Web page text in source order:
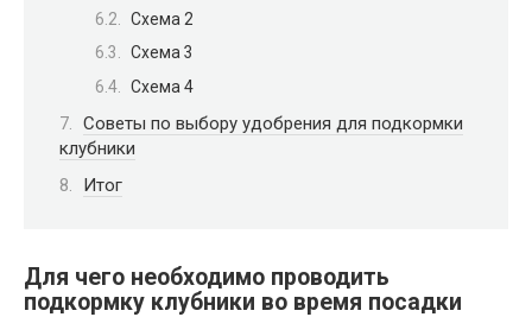
Схема 2
Схема 3
Схема 4
Советы по выбору удобрения для подкормки
клубники
Итог
Для чего необходимо проводить
подкормку клубники во время посадки